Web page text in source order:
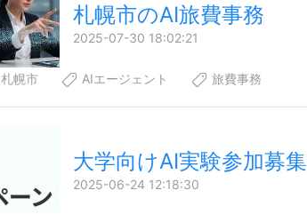
札幌市のAI旅費事務
2025-07-30 18:02:21
札幌市 AIエージェント 旅費事務
大学向けAI実験参加募集
2025-06-24 12:18:30